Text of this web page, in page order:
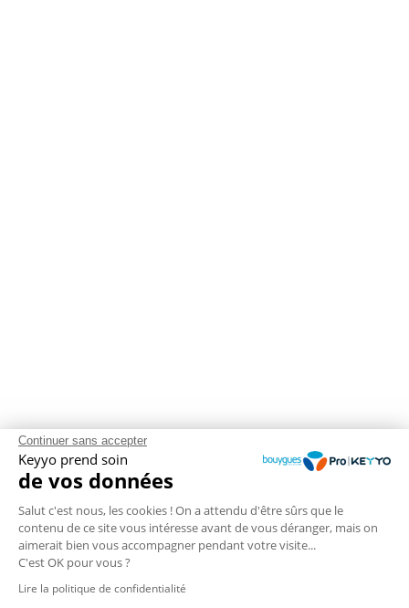
Continuer sans accepter
Keyyo prend soin
de vos données
Salut c'est nous, les cookies ! On a attendu d'être sûrs que le
contenu de ce site vous intéresse avant de vous déranger, mais on
aimerait bien vous accompagner pendant votre visite...
C'est OK pour vous ?
Lire la politique de confidentialité